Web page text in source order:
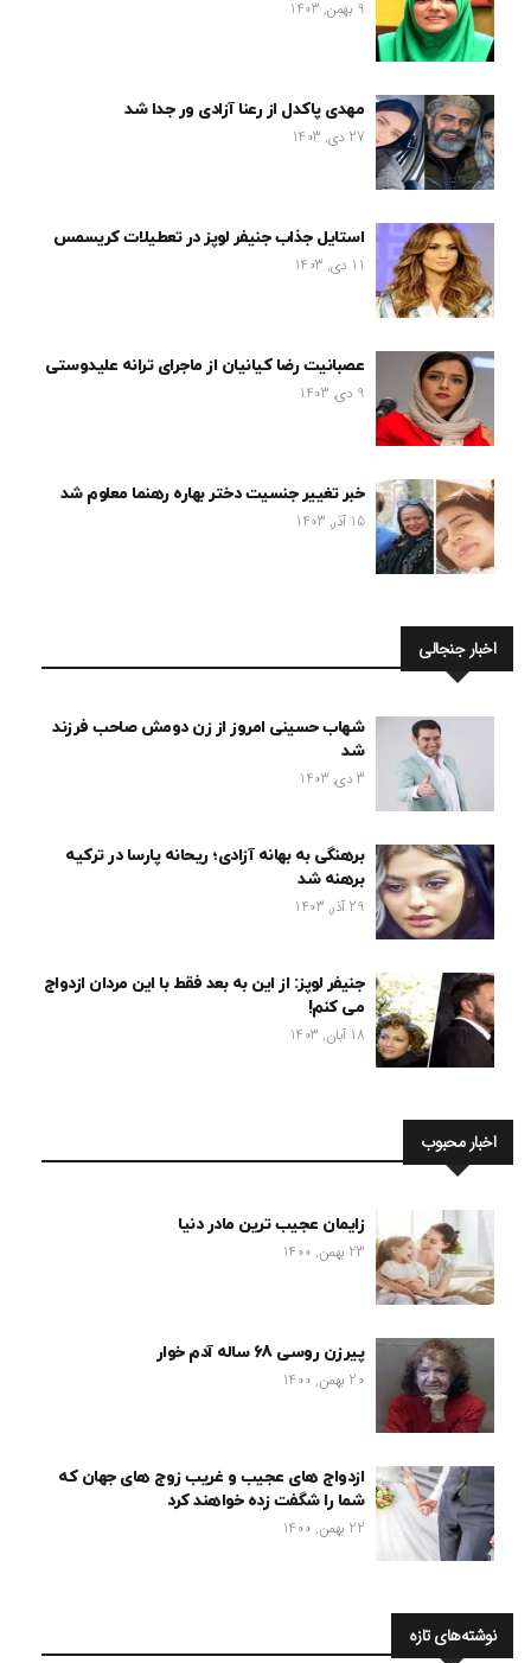
9 بهمن, 1403
مهدی پاکدل از رعنا آزادی ور جدا شد
27 دی, 1403
استایل جذاب جنیفر لوپز در تعطیلات کریسمس
11 دی, 1403
عصبانیت رضا کیانیان از ماجرای ترانه علیدوستی
9 دی, 1403
خبر تغییر جنسیت دختر بهاره رهنما معلوم شد
15 آذر, 1403
اخبار جنجالی
شهاب حسینی امروز از زن دومش صاحب فرزند
شد
3 دی, 1403
برهنگی به بهانه آزادی؛ ریحانه پارسا در ترکیه
برهنه شد
29 آذر, 1403
جنیفر لوپز: از این به بعد فقط با این مردان ازدواج
می کنم!
18 آبان, 1403
اخبار محبوب
زایمان عجیب ترین مادر دنیا
23 بهمن, 1400
پیرزن روسی 68 ساله آدم خوار
20 بهمن, 1400
ازدواج های عجیب و غریب زوج های جهان که
شما را شگفت زده خواهند کرد
22 بهمن, 1400
نوشته‌های تازه